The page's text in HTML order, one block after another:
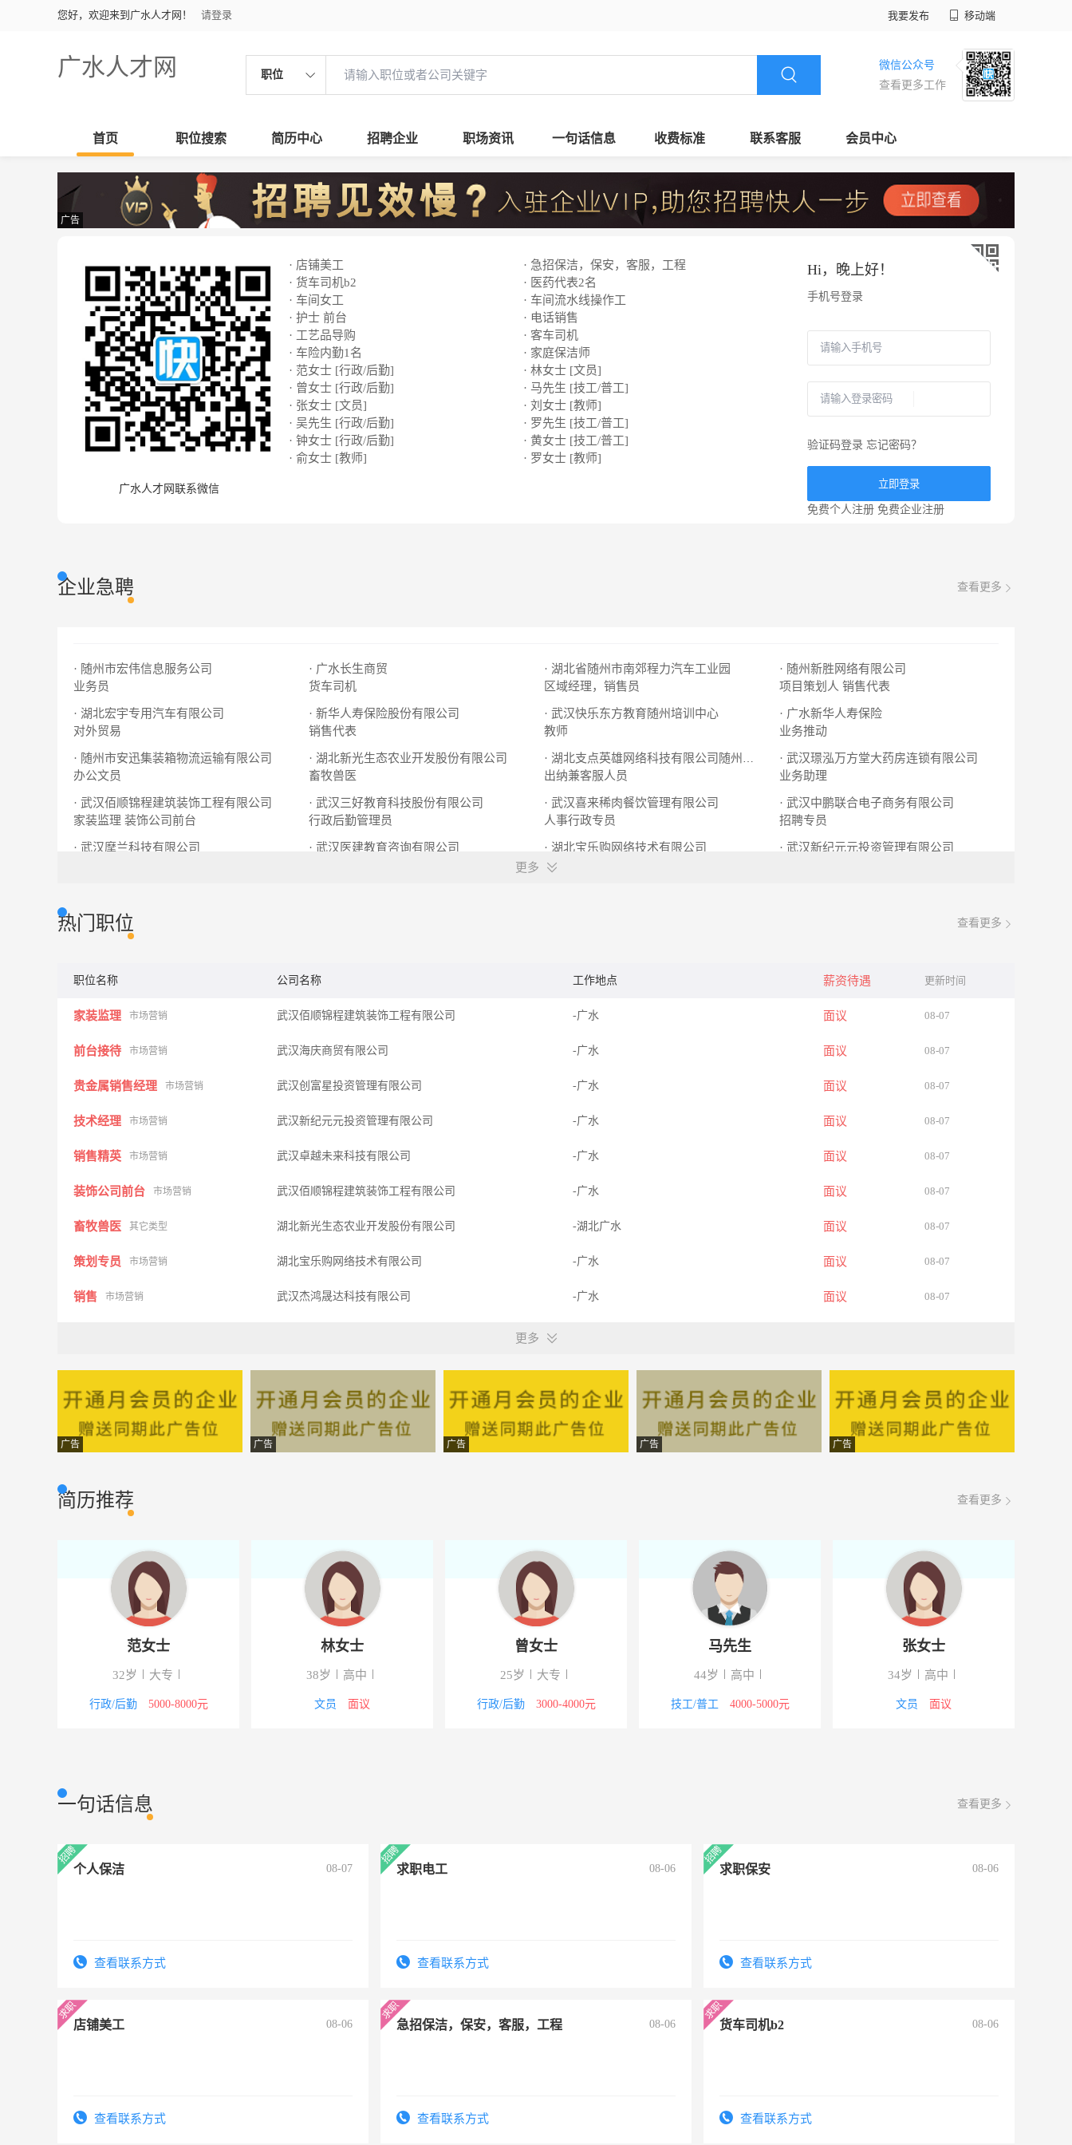
您好，欢迎来到广水人才网！ 请登录 我要发布 移动端
广水人才网 职位
微信公众号
查看更多工作
首页 职位搜索 简历中心 招聘企业 职场资讯 一句话信息 收费标准 联系客服 会员中心
广告
广水人才网联系微信
· 店铺美工
· 急招保洁，保安，客服，工程
· 货车司机b2
· 医药代表2名
· 车间女工
· 车间流水线操作工
· 护士 前台
· 电话销售
· 工艺品导购
· 客车司机
· 车险内勤1名
· 家庭保洁师
· 范女士 [行政/后勤]
· 林女士 [文员]
· 曾女士 [行政/后勤]
· 马先生 [技工/普工]
· 张女士 [文员]
· 刘女士 [教师]
· 吴先生 [行政/后勤]
· 罗先生 [技工/普工]
· 钟女士 [行政/后勤]
· 黄女士 [技工/普工]
· 俞女士 [教师]
· 罗女士 [教师]
Hi， 晚上好！
手机号登录
验证码登录 忘记密码？
立即登录
免费个人注册 免费企业注册
企业急聘 查看更多
· 随州市宏伟信息服务公司
业务员
· 广水长生商贸
货车司机
· 湖北省随州市南郊程力汽车工业园
区域经理，销售员
· 随州新胜网络有限公司
项目策划人 销售代表
· 湖北宏宇专用汽车有限公司
对外贸易
· 新华人寿保险股份有限公司
销售代表
· 武汉快乐东方教育随州培训中心
教师
· 广水新华人寿保险
业务推动
· 随州市安迅集装箱物流运输有限公司
办公文员
· 湖北新光生态农业开发股份有限公司
畜牧兽医
· 湖北支点英雄网络科技有限公司随州分公司
出纳兼客服人员
· 武汉璟泓万方堂大药房连锁有限公司
业务助理
· 武汉佰顺锦程建筑装饰工程有限公司
家装监理 装饰公司前台
· 武汉三好教育科技股份有限公司
行政后勤管理员
· 武汉喜来稀肉餐饮管理有限公司
人事行政专员
· 武汉中鹏联合电子商务有限公司
招聘专员
· 武汉摩兰科技有限公司
· 武汉医建教育咨询有限公司
· 湖北宝乐购网络技术有限公司
策划专员
· 武汉新纪元元投资管理有限公司
更多
热门职位 查看更多
职位名称 公司名称 工作地点 薪资待遇 更新时间
家装监理 市场营销 武汉佰顺锦程建筑装饰工程有限公司 -广水 面议 08-07
前台接待 市场营销 武汉海庆商贸有限公司 -广水 面议 08-07
贵金属销售经理 市场营销 武汉创富星投资管理有限公司 -广水 面议 08-07
技术经理 市场营销 武汉新纪元元投资管理有限公司 -广水 面议 08-07
销售精英 市场营销 武汉卓越未来科技有限公司 -广水 面议 08-07
装饰公司前台 市场营销 武汉佰顺锦程建筑装饰工程有限公司 -广水 面议 08-07
畜牧兽医 其它类型 湖北新光生态农业开发股份有限公司 -湖北广水 面议 08-07
策划专员 市场营销 湖北宝乐购网络技术有限公司 -广水 面议 08-07
销售 市场营销 武汉杰鸿晟达科技有限公司 -广水 面议 08-07
售前∕售后服务专员 市场营销 武汉吉远汽车有限责任公司 -广水 面议 08-07
售前∕售后技术支持 市场营销 武汉擎科创新生物科技有限公司 -广水 面议 08-07
汽车销售 市场营销
前台∕总机∕接待 市场营销 湖北聚三福资产管理有限公司 -广水 08-07
电话销售 市场营销 武汉嘉富恒商贸有限公司 08-07
市场营销 武汉璟泓万方堂大药房连锁有限公司 08-07
行政后勤管理员 市场营销 武汉三好教育科技股份有限公司 08-07
更多
广告 广告 广告 广告 广告
简历推荐 查看更多
范女士
32岁 大专
行政/后勤 5000-8000元
林女士
38岁 高中
文员 面议
曾女士
25岁 大专
行政/后勤 3000-4000元
马先生
44岁 高中
技工/普工 4000-5000元
张女士
34岁 高中
文员 面议
一句话信息 查看更多
个人保洁 08-07
查看联系方式
求职电工 08-06
查看联系方式
求职保安 08-06
查看联系方式
店铺美工 08-06
查看联系方式
急招保洁，保安，客服，工程 08-06
查看联系方式
货车司机b2 08-06
查看联系方式